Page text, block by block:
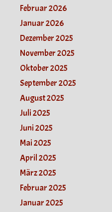
Februar 2026
Januar 2026
Dezember 2025
November 2025
Oktober 2025
September 2025
August 2025
Juli 2025
Juni 2025
Mai 2025
April 2025
März 2025
Februar 2025
Januar 2025